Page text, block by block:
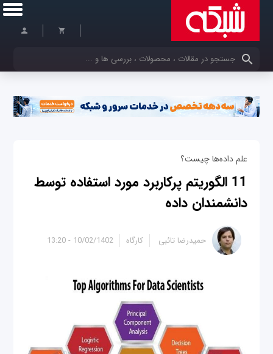
کلمات کلیدی خود را وارد کنید
علم داده‌ها چیست؟
11 الگوریتم پرکاربرد مورد استفاده توسط
دانشمندان داده
10/02/1402 - 13:20 حمیدرضا تائبی کارگاه